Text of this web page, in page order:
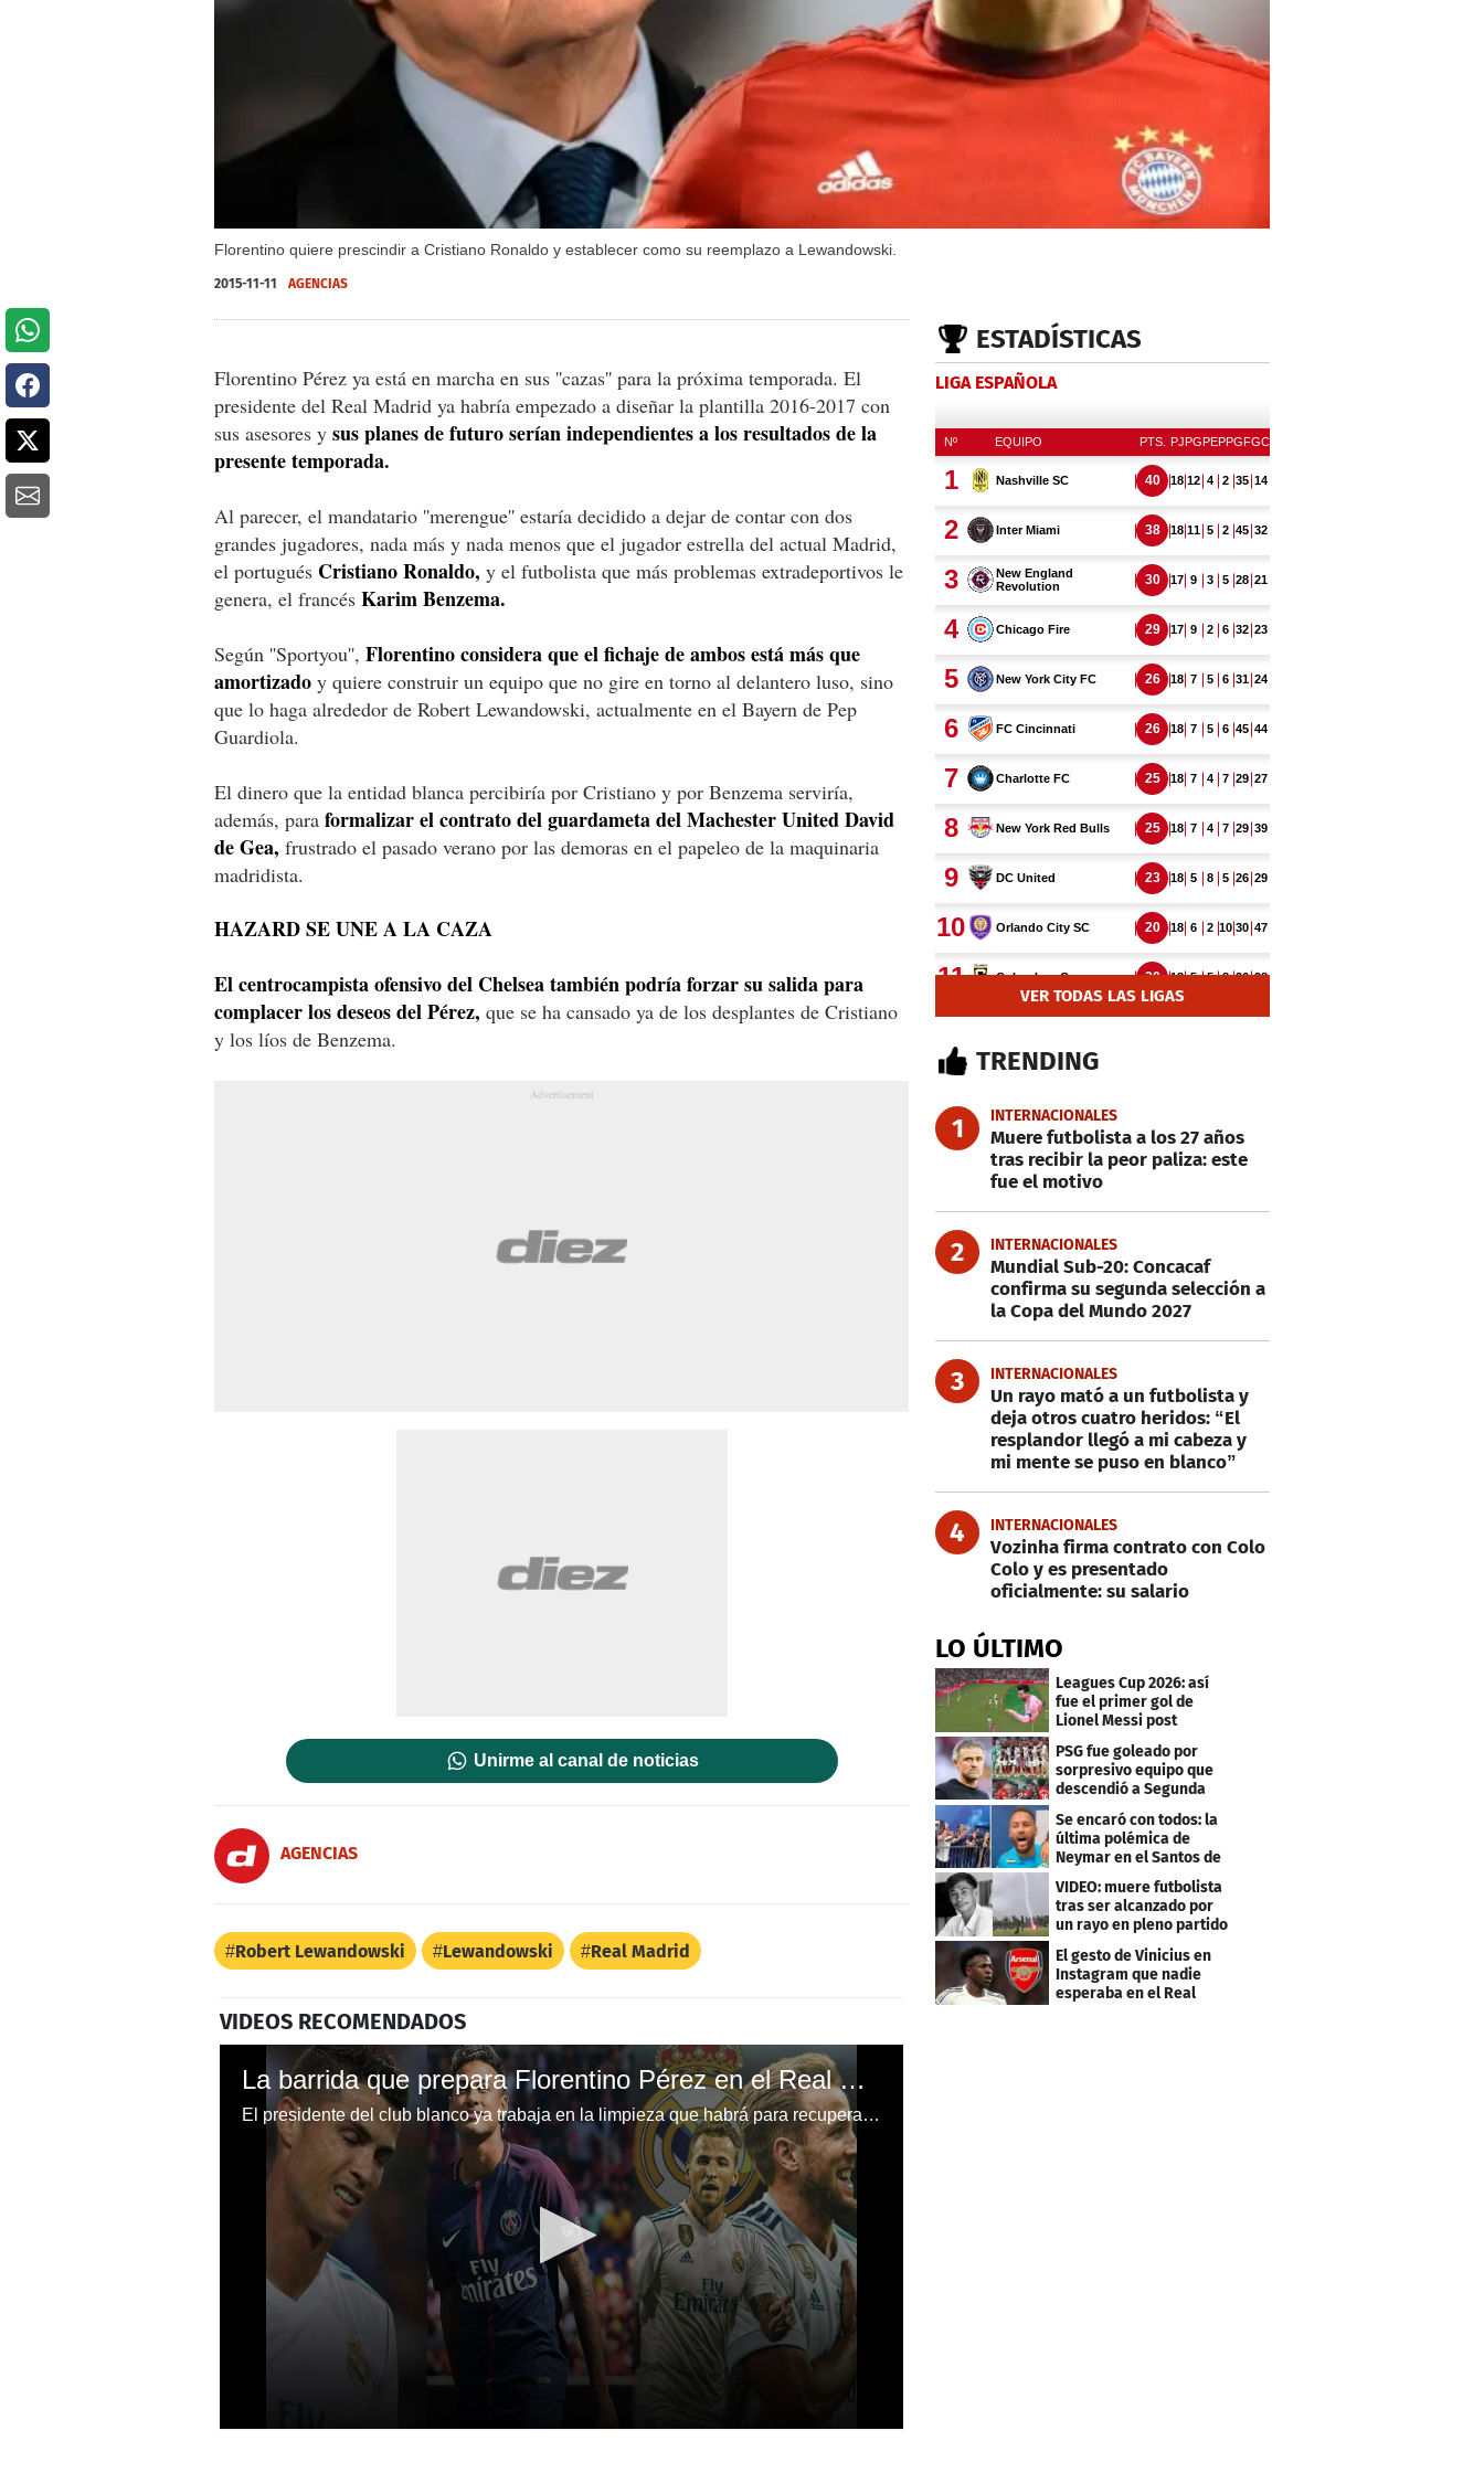
Florentino quiere prescindir a Cristiano Ronaldo y establecer como su reemplazo a Lewandowski.
2015-11-11 AGENCIAS
Florentino Pérez ya está en marcha en sus ''cazas'' para la próxima temporada. El
presidente del Real Madrid ya habría empezado a diseñar la plantilla 2016-2017 con
sus asesores y sus planes de futuro serían independientes a los resultados de la
presente temporada.
Al parecer, el mandatario ''merengue'' estaría decidido a dejar de contar con dos
grandes jugadores, nada más y nada menos que el jugador estrella del actual Madrid,
el portugués Cristiano Ronaldo, y el futbolista que más problemas extradeportivos le
genera, el francés Karim Benzema.
Según ''Sportyou'', Florentino considera que el fichaje de ambos está más que
amortizado y quiere construir un equipo que no gire en torno al delantero luso, sino
que lo haga alrededor de Robert Lewandowski, actualmente en el Bayern de Pep
Guardiola.
El dinero que la entidad blanca percibiría por Cristiano y por Benzema serviría,
además, para formalizar el contrato del guardameta del Machester United David
de Gea, frustrado el pasado verano por las demoras en el papeleo de la maquinaria
madridista.
HAZARD SE UNE A LA CAZA
El centrocampista ofensivo del Chelsea también podría forzar su salida para
complacer los deseos del Pérez, que se ha cansado ya de los desplantes de Cristiano
y los líos de Benzema.
Unirme al canal de noticias
AGENCIAS
Robert Lewandowski Lewandowski Real Madrid
VIDEOS RECOMENDADOS
La barrida que prepara Florentino Pérez en el Real Madrid
El presidente del club blanco ya trabaja en la limpieza que habrá para recuperar la mejor versión de su equipo.
ESTADÍSTICAS
LIGA ESPAÑOLA
VER TODAS LAS LIGAS
TRENDING
1 INTERNACIONALES
Muere futbolista a los 27 años
tras recibir la peor paliza: este
fue el motivo
2 INTERNACIONALES
Mundial Sub-20: Concacaf
confirma su segunda selección a
la Copa del Mundo 2027
3 INTERNACIONALES
Un rayo mató a un futbolista y
deja otros cuatro heridos: “El
resplandor llegó a mi cabeza y
mi mente se puso en blanco”
4 INTERNACIONALES
Vozinha firma contrato con Colo
Colo y es presentado
oficialmente: su salario
LO ÚLTIMO
Leagues Cup 2026: así
fue el primer gol de
Lionel Messi post
PSG fue goleado por
sorpresivo equipo que
descendió a Segunda
Se encaró con todos: la
última polémica de
Neymar en el Santos de
VIDEO: muere futbolista
tras ser alcanzado por
un rayo en pleno partido
El gesto de Vinicius en
Instagram que nadie
esperaba en el Real